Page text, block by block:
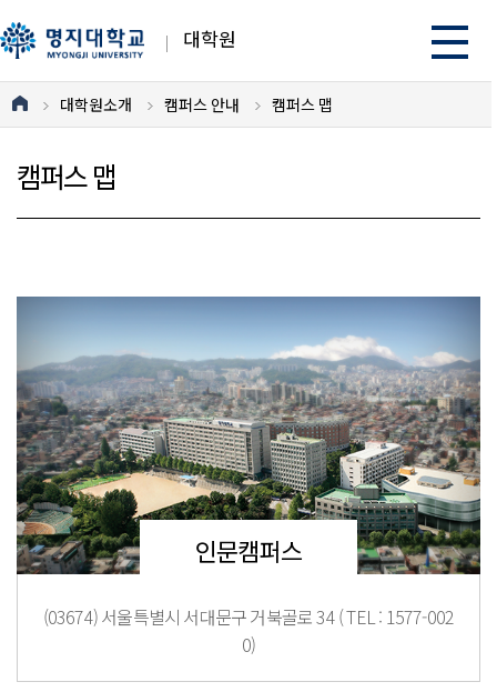
대학원
대학원소개 캠퍼스 안내 캠퍼스 맵
캠퍼스 맵
인문캠퍼스
(03674) 서울특별시 서대문구 거북골로 34 ( TEL : 1577-002
0)